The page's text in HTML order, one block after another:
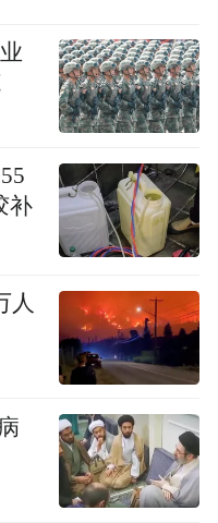
播，不断续写新时
丝路新篇”！此次
的岚图汽车，不仅
代表，将全方位展
补
人